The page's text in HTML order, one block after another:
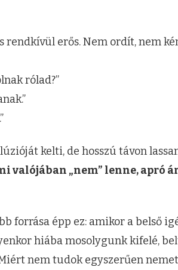
erős. Nem ordít, nem
rólad?”
kelti, de hosszú távon
valójában „nem” lenne, apró
forrása épp ez: amikor a belső
hiába mosolygunk kifelé,
nem tudok egyszerűen